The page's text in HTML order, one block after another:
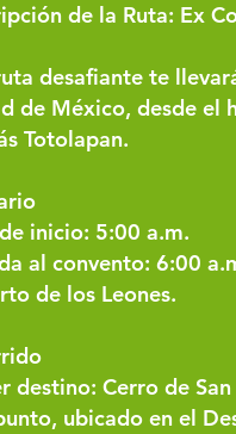
de la Ruta: Ex
desafiante te
de México, desde el
Totolapan.
inicio: 5:00 a.m.
al convento: 6:00
de los Leones.
destino: Cerro de
ubicado en el